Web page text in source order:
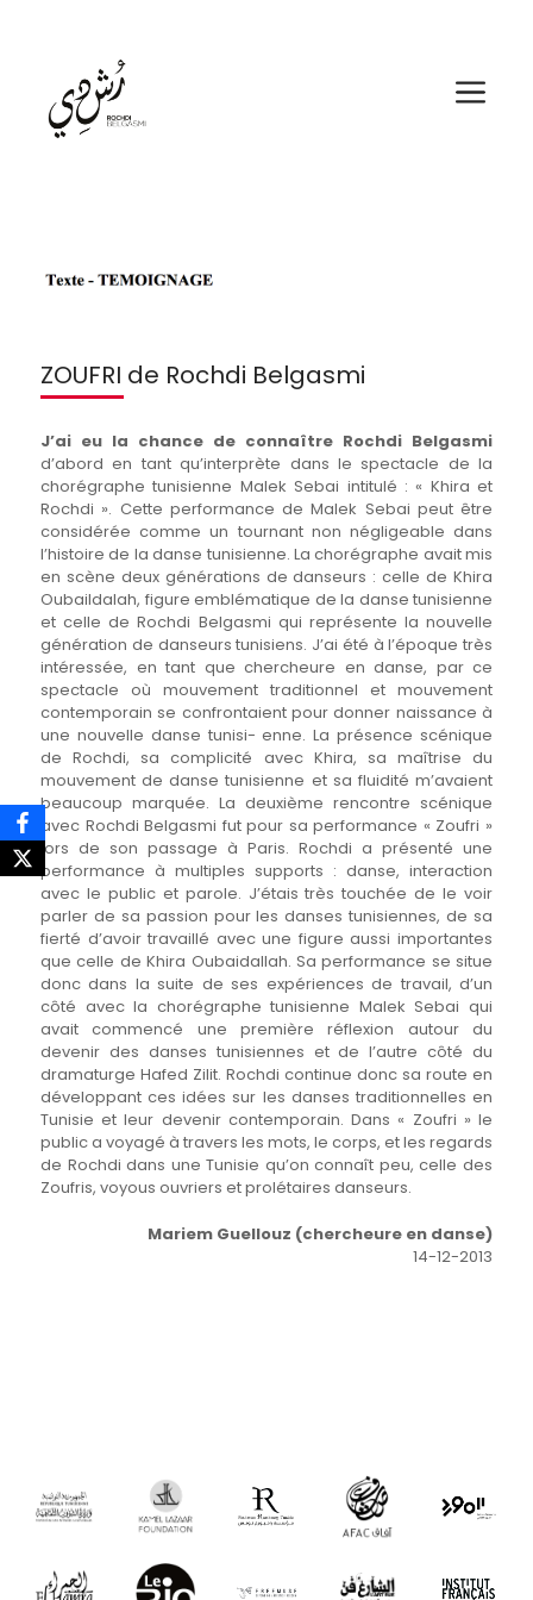
ZOUFRI de Rochdi Belgasmi
J’ai eu la chance de connaître Rochdi Belgasmi
d’abord en tant qu’interprète dans le spectacle de la
chorégraphe tunisienne Malek Sebai intitulé : « Khira et
Rochdi ». Cette performance de Malek Sebai peut être
considérée comme un tournant non négligeable dans
l’histoire de la danse tunisienne. La chorégraphe avait mis
en scène deux générations de danseurs : celle de Khira
Oubaildalah, figure emblématique de la danse tunisienne
et celle de Rochdi Belgasmi qui représente la nouvelle
génération de danseurs tunisiens. J’ai été à l’époque très
intéressée, en tant que chercheure en danse, par ce
spectacle où mouvement traditionnel et mouvement
contemporain se confrontaient pour donner naissance à
une nouvelle danse tunisi- enne. La présence scénique
de Rochdi, sa complicité avec Khira, sa maîtrise du
mouvement de danse tunisienne et sa fluidité m’avaient
beaucoup marquée. La deuxième rencontre scénique
avec Rochdi Belgasmi fut pour sa performance « Zoufri »
lors de son passage à Paris. Rochdi a présenté une
performance à multiples supports : danse, interaction
avec le public et parole. J’étais très touchée de le voir
parler de sa passion pour les danses tunisiennes, de sa
fierté d’avoir travaillé avec une figure aussi importantes
que celle de Khira Oubaidallah. Sa performance se situe
donc dans la suite de ses expériences de travail, d’un
côté avec la chorégraphe tunisienne Malek Sebai qui
avait commencé une première réflexion autour du
devenir des danses tunisiennes et de l’autre côté du
dramaturge Hafed Zilit. Rochdi continue donc sa route en
développant ces idées sur les danses traditionnelles en
Tunisie et leur devenir contemporain. Dans « Zoufri » le
public a voyagé à travers les mots, le corps, et les regards
de Rochdi dans une Tunisie qu’on connaît peu, celle des
Zoufris, voyous ouvriers et prolétaires danseurs.
Mariem Guellouz (chercheure en danse)
14-12-2013